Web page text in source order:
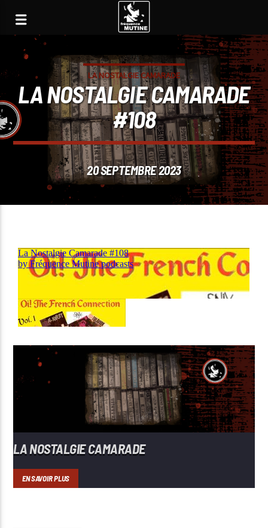
LA NOSTALGIE CAMARADE
LA NOSTALGIE CAMARADE
#108
20 SEPTEMBRE 2023
LA NOSTALGIE CAMARADE
EN SAVOIR PLUS